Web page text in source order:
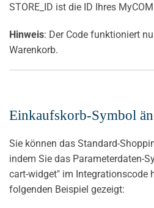
STORE_ID ist die ID Ihres
Hinweis: Der Code funktioniert
Warenkorb.
Einkaufskorb-Symbol
Sie können das Standard-
indem Sie das Parameterdaten-
cart-widget" im Integrationscode
folgenden Beispiel gezeigt: